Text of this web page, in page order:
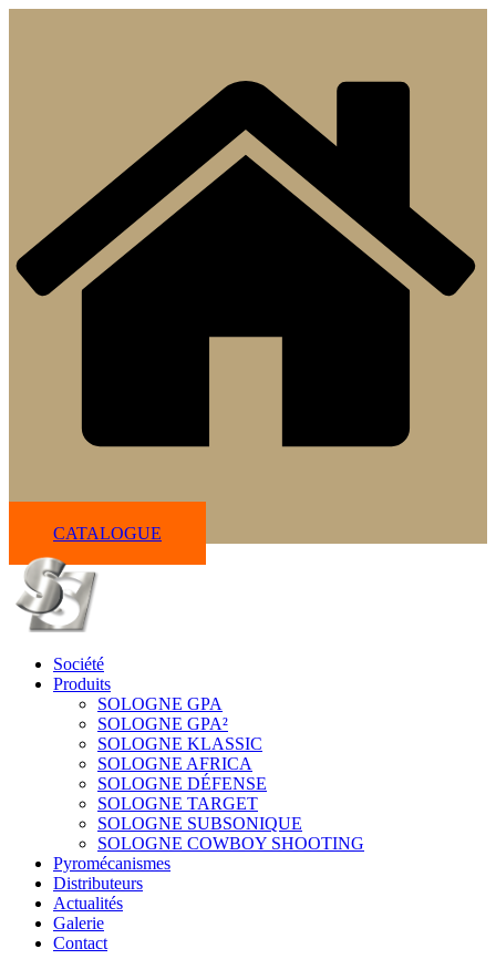
CATALOGUE
Société
Produits
SOLOGNE GPA
SOLOGNE GPA²
SOLOGNE KLASSIC
SOLOGNE AFRICA
SOLOGNE DÉFENSE
SOLOGNE TARGET
SOLOGNE SUBSONIQUE
SOLOGNE COWBOY SHOOTING
Pyromécanismes
Distributeurs
Actualités
Galerie
Contact